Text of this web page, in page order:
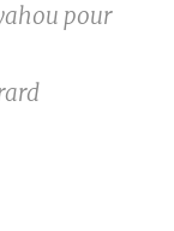
pour